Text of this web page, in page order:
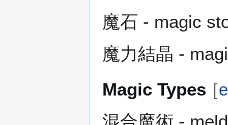
魔石 - magic
魔力結晶 -
Magic Types [
混合魔術 -